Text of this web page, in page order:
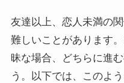
友達以上、恋人未満の
難しいことがあります
昧な場合、どちらに進
う。以下では、このよ